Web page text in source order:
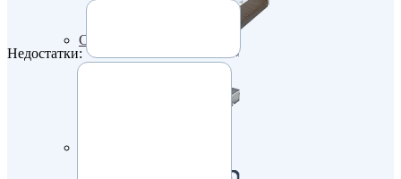
С вентилятором
Недостатки: